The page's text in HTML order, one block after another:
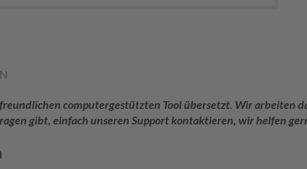
computergestützten Tool übersetzt. Wir arbeiten
gibt, einfach unseren Support kontaktieren, wir helfen